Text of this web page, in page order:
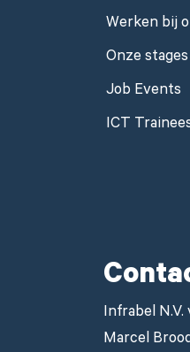
Werken bij
Onze stages
Job Events
ICT
Infrabel
Marcel